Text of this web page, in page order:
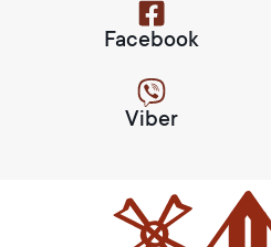
Facebook
Viber